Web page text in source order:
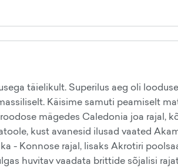
täielikult. Superilus aeg oli
Käisime samuti peamiselt
mägedes Caledonia joa rajal,
kust avanesid ilusad vaated
- Konnose rajal, lisaks Akrotiri
huvitav vaadata brittide sõjalisi